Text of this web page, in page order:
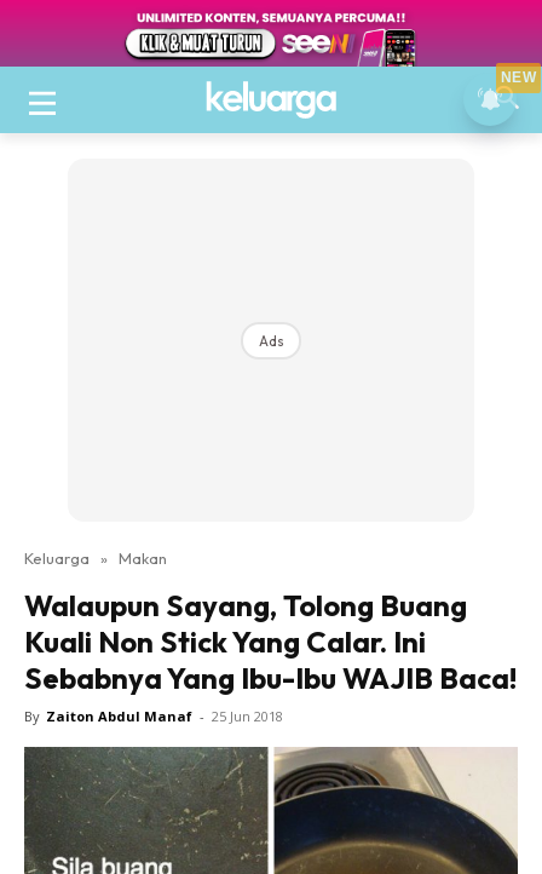
Ads
Keluarga » Makan
Walaupun Sayang, Tolong Buang
Kuali Non Stick Yang Calar. Ini
Sebabnya Yang Ibu-Ibu WAJIB Baca!
By Zaiton Abdul Manaf - 25 Jun 2018
NEW